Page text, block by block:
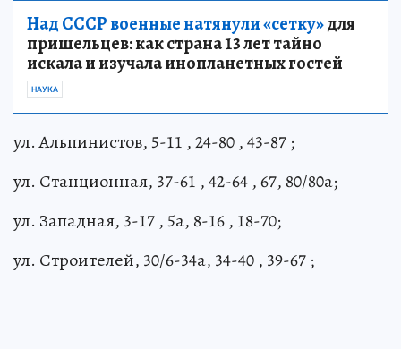
Над СССР военные натянули «сетку»для
пришельцев: как страна 13 лет тайно
искала и изучала инопланетных гостей
НАУКА
ул. Альпинистов, 5-11 , 24-80 , 43-87 ;
ул. Станционная, 37-61 , 42-64 , 67, 80/80а;
ул. Западная, 3-17 , 5а, 8-16 , 18-70;
ул. Строителей, 30/6-34а, 34-40 , 39-67 ;